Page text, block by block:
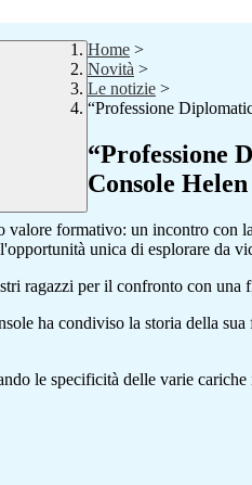
Home >
Novità >
Le notizie >
“Professione
“Professione
Console
formativo: un incontro con
unica di esplorare da
ragazzi per il confronto con
ha condiviso la storia della
le specificità delle varie